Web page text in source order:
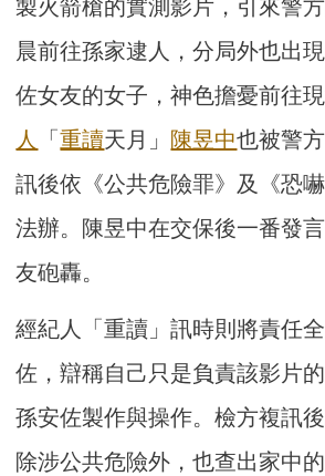
製火箭槍的實測影片，引來警
晨前往孫家逮人，分局外也出
佐女友的女子，神色擔憂前往
人
「重讀天月」 陳昱中也被警
訊後依《公共危險罪》及《恐
法辦。陳昱中在交保後一番發
友砲轟。
經紀人「重讀」訊時則將責任
佐，辯稱自己只是負責該影片
孫安佐製作與操作。檢方複訊後
除涉公共危險外，也查出家中